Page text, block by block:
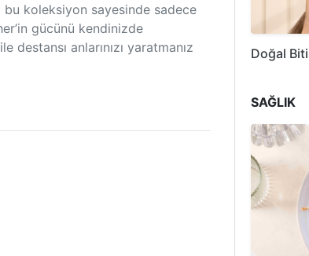
koleksiyon sayesinde sadece
gücünü kendinizde
anlarınızı yaratmanız
Doğal
SAĞLIK